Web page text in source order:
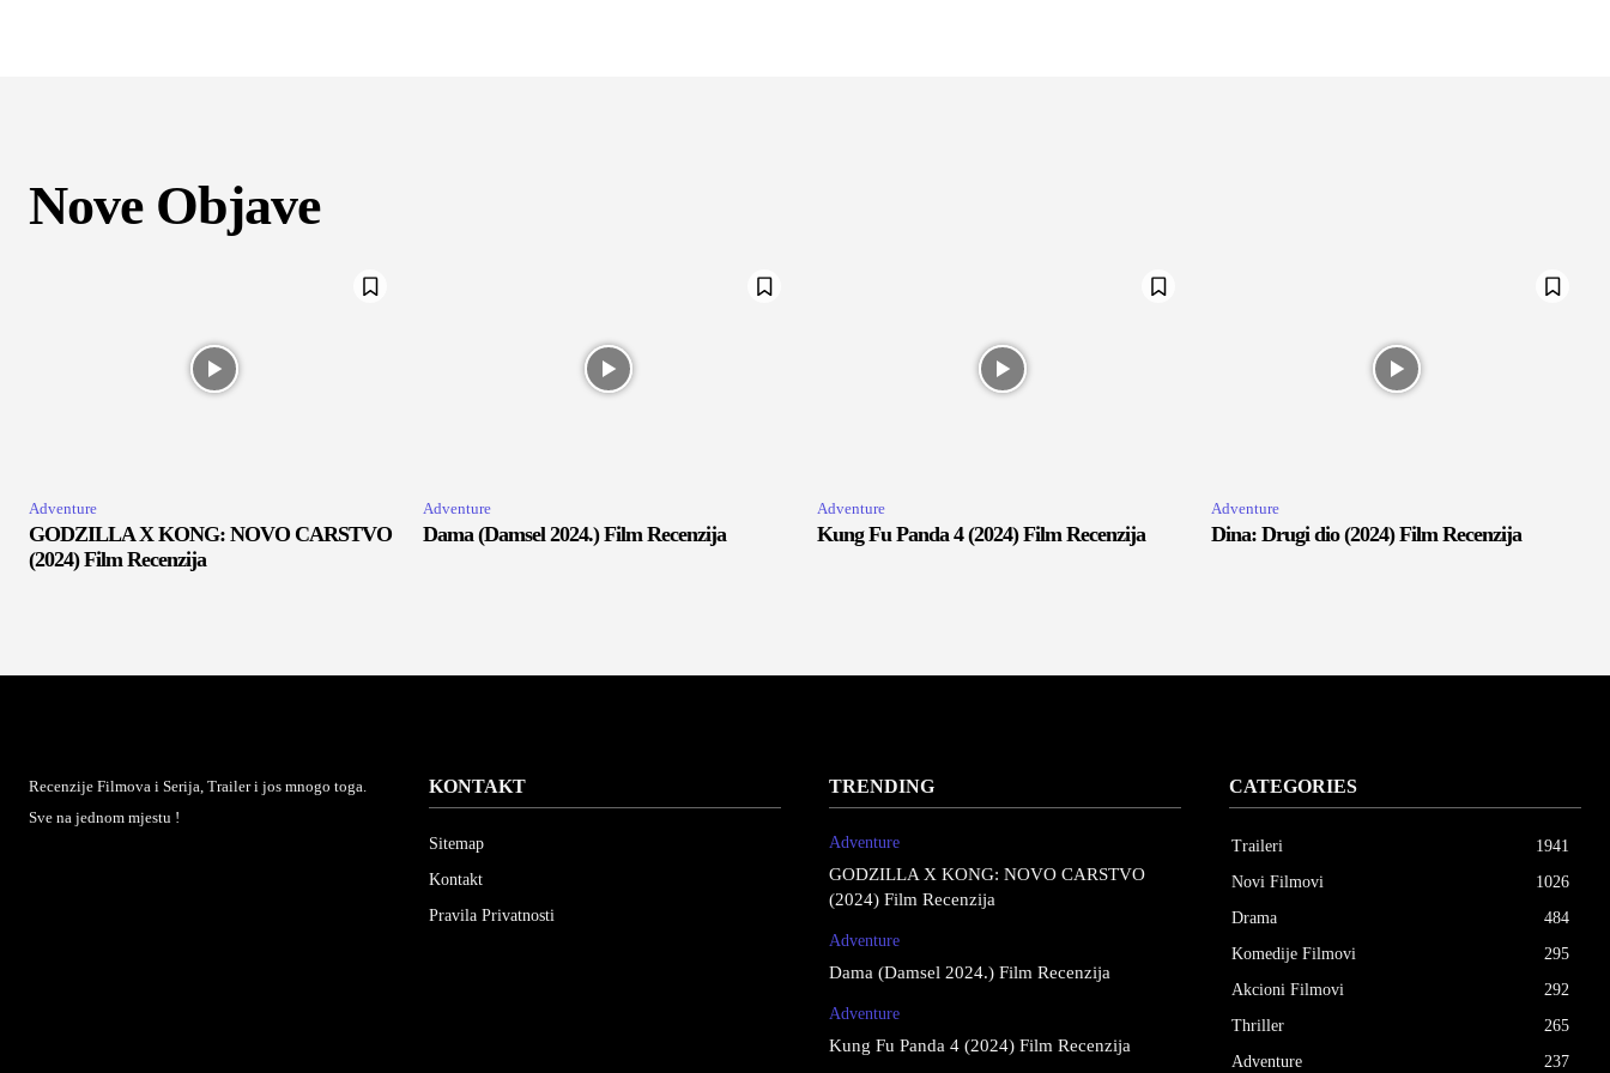
Nove Objave
Adventure
GODZILLA X KONG: NOVO CARSTVO
(2024) Film Recenzija
Adventure
Dama (Damsel 2024.) Film Recenzija
Adventure
Kung Fu Panda 4 (2024) Film Recenzija
Adventure
Dina: Drugi dio (2024) Film Recenzija
Recenzije Filmova i Serija, Trailer i jos mnogo toga.
Sve na jednom mjestu !
KONTAKT
Sitemap
Kontakt
Pravila Privatnosti
TRENDING
Adventure
GODZILLA X KONG: NOVO CARSTVO
(2024) Film Recenzija
Adventure
Dama (Damsel 2024.) Film Recenzija
Adventure
Kung Fu Panda 4 (2024) Film Recenzija
CATEGORIES
Traileri
1941
Novi Filmovi
1026
Drama
484
Komedije Filmovi
295
Akcioni Filmovi
292
Thriller
265
Adventure
237